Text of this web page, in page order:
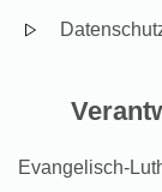
Evangelisch-